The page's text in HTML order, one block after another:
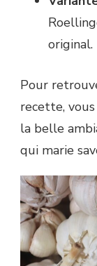
original.
Pour
recette,
la belle
qui marie